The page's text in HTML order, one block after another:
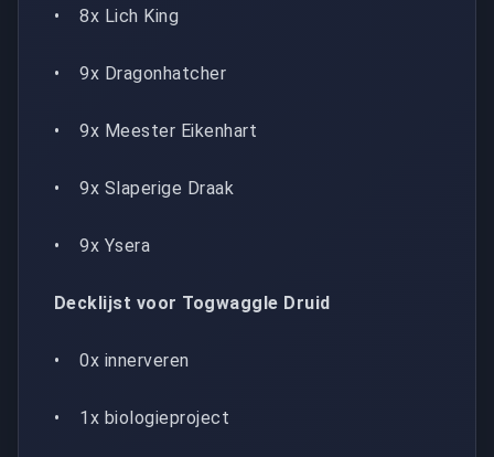
• 8x Lich King
• 9x Dragonhatcher
• 9x Meester Eikenhart
• 9x Slaperige Draak
• 9x Ysera
Decklijst voor Togwaggle Druid
• 0x innerveren
• 1x biologieproject